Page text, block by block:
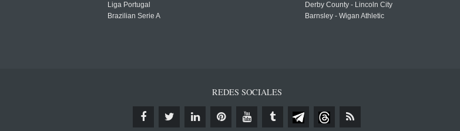
Liga Portugal
Brazilian Serie A
Derby County - Lincoln City
Barnsley - Wigan Athletic
REDES SOCIALES